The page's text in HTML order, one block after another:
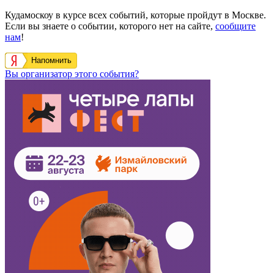
Кудамоскоу в курсе всех событий, которые пройдут в Москве.
Если вы знаете о событии, которого нет на сайте, сообщите
нам!
Напомнить
Вы организатор этого события?